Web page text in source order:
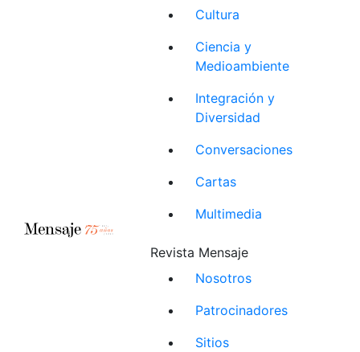
Cultura
Ciencia y
Medioambiente
Integración y
Diversidad
Conversaciones
Cartas
Multimedia
Revista Mensaje
Nosotros
Patrocinadores
Sitios